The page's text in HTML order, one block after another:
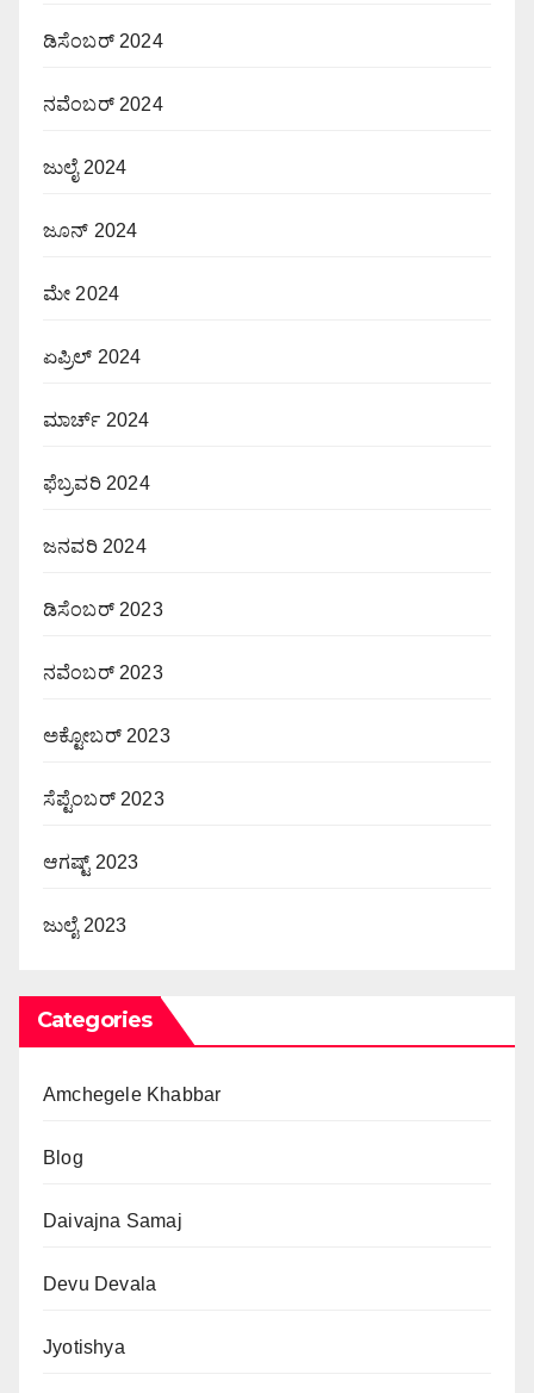
ಡಿಸೆಂಬರ್ 2024
ನವೆಂಬರ್ 2024
ಜುಲೈ 2024
ಜೂನ್ 2024
ಮೇ 2024
ಏಪ್ರಿಲ್ 2024
ಮಾರ್ಚ್ 2024
ಫೆಬ್ರವರಿ 2024
ಜನವರಿ 2024
ಡಿಸೆಂಬರ್ 2023
ನವೆಂಬರ್ 2023
ಅಕ್ಟೋಬರ್ 2023
ಸೆಪ್ಟೆಂಬರ್ 2023
ಆಗಷ್ಟ್ 2023
ಜುಲೈ 2023
Categories
Amchegele Khabbar
Blog
Daivajna Samaj
Devu Devala
Jyotishya